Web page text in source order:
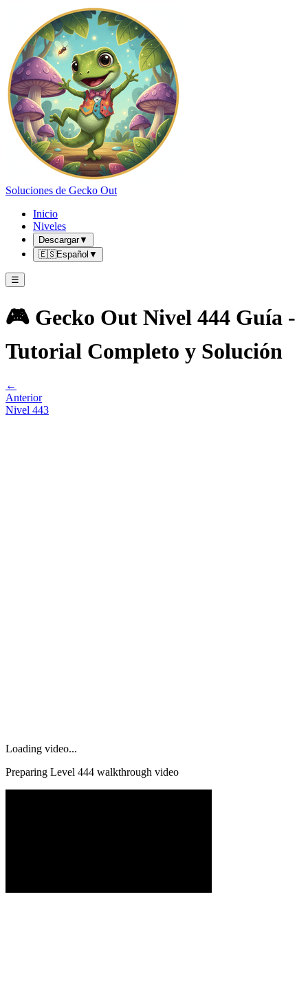
Soluciones de Gecko Out
Inicio
Niveles
Descargar▼
🇪🇸Español ▼
☰
🎮 Gecko Out Nivel 444 Guía -
Tutorial Completo y Solución
←
Anterior
Nivel 443
Loading video...
Preparing Level 444 walkthrough video